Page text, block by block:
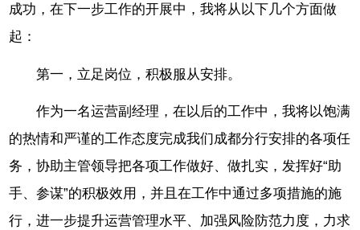
成功，在下一步工作的开展中，我将从以下几个方面做
起：
第一，立足岗位，积极服从安排。
作为一名运营副经理，在以后的工作中，我将以饱满
的热情和严谨的工作态度完成我们成都分行安排的各项任
务，协助主管领导把各项工作做好、做扎实，发挥好“助
手、参谋”的积极效用，并且在工作中通过多项措施的施
行，进一步提升运营管理水平、加强风险防范力度，力求